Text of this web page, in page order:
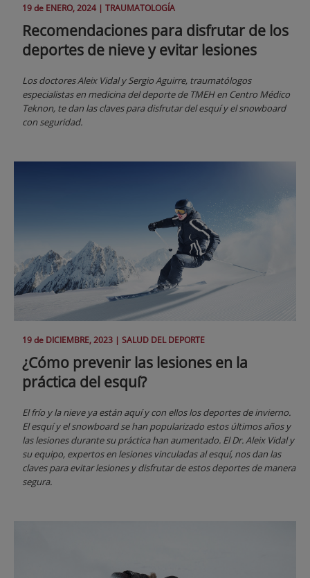
19 de ENERO, 2024 | TRAUMATOLOGÍA
Recomendaciones para disfrutar de los
deportes de nieve y evitar lesiones
Los doctores Aleix Vidal y Sergio Aguirre, traumatólogos
especialistas en medicina del deporte de TMEH en Centro Médico
Teknon, te dan las claves para disfrutar del esquí y el snowboard
con seguridad.
19 de DICIEMBRE, 2023 | SALUD DEL DEPORTE
¿Cómo prevenir las lesiones en la
práctica del esquí?
El frío y la nieve ya están aquí y con ellos los deportes de invierno.
El esquí y el snowboard se han popularizado estos últimos años y
las lesiones durante su práctica han aumentado. El Dr. Aleix Vidal y
su equipo, expertos en lesiones vinculadas al esquí, nos dan las
claves para evitar lesiones y disfrutar de estos deportes de manera
segura.